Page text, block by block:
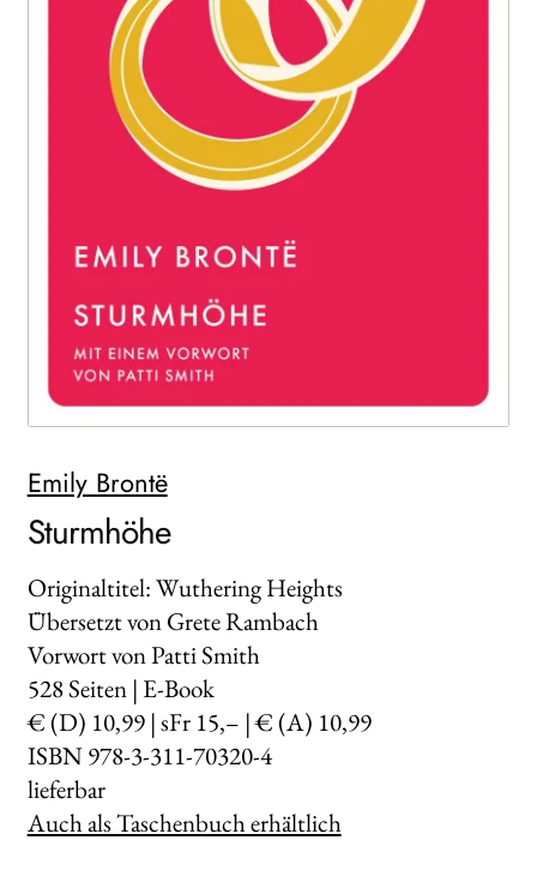
WEITERE VERLAGE
Emily Brontë
Sturmhöhe
Originaltitel: Wuthering Heights
Übersetzt von Grete Rambach
Vorwort von Patti Smith
528Seiten | E-Book
€ (D) 10,99 | sFr 15,– | € (A) 10,99
ISBN 978-3-311-70320-4
lieferbar
Auch als Taschenbuch erhältlich